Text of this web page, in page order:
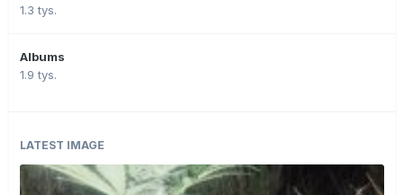
1.3 tys.
Albums
1.9 tys.
LATEST IMAGE